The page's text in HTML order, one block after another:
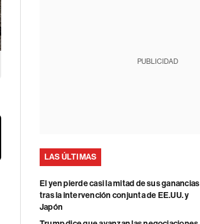
PUBLICIDAD
LAS ÚLTIMAS
El yen pierde casi la mitad de sus ganancias
tras la intervención conjunta de EE.UU. y
Japón